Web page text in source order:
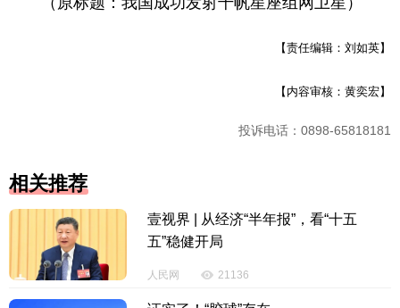
【责任编辑：刘如英】
【内容审核：黄奕宏】
投诉电话：0898-65818181
相关推荐
壹视界 | 从经济“半年报”，看“十五
五”稳健开局
人民网 21136